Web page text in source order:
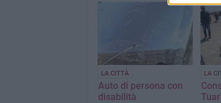
LA CITTÀ
Auto di persona con
disabilità
LA